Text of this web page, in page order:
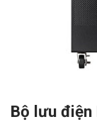
Bộ lưu điện